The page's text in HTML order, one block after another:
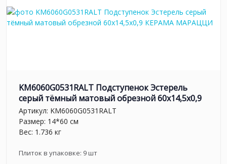
KM6060G0531RALT Подступенок Эстерель
серый тёмный матовый обрезной 60x14,5x0,9
Артикул: KM6060G0531RALT
Размер: 14*60 см
Вес: 1.736 кг
Плиток в упаковке: 9шт